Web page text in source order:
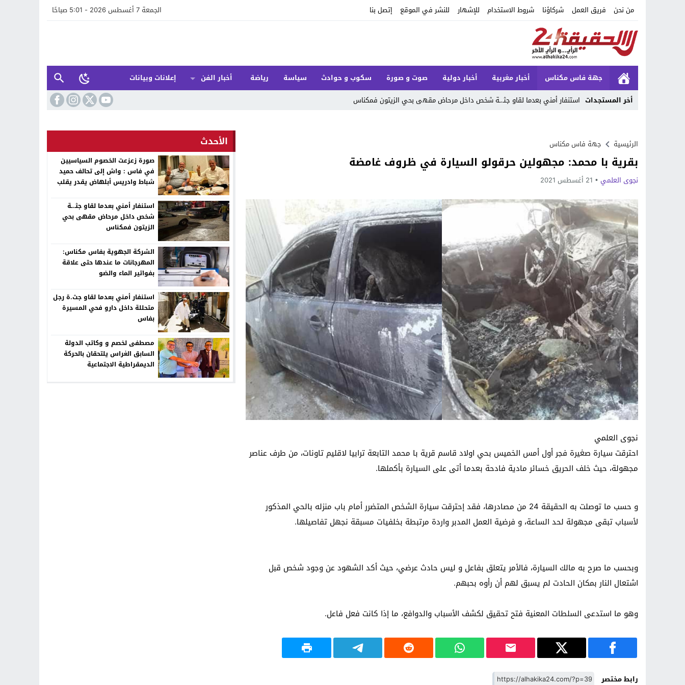
من نحن فريق العمل شركاؤنا شروط الاستخدام للإشهار للنشر في الموقع إتصل بنا الجمعة 7 أغسطس 2026 - 5:01 صباحًا
جهة فاس مكناس أخبار مغربية أخبار دولية صوت و صورة سكوب و حوادث سياسة رياضة أخبار الفن
إعلانات وبيانات
أخر المستجدات استنفار أمني بعدما لقاو جثـ.ـة شخص داخل مرحاض مقهى بحي الزيتون فمكناس
Previous
Next
الرئيسية جهة فاس مكناس
بقرية با محمد: مجهولين حرقولو السيارة في ظروف غامضة
نجوى العلمي 21 أغسطس 2021
نجوى العلمي
احترقت سيارة صغيرة فجر أول أمس الخميس بحي اولاد قاسم قرية با محمد التابعة ترابيا لاقليم تاونات، من طرف عناصر
مجهولة، حيث خلف الحريق خسائر مادية فادحة بعدما أتى على السيارة بأكملها.
و حسب ما توصلت به الحقيقة 24 من مصادرها، فقد إحترقت سيارة الشخص المتضرر أمام باب منزله بالحي المذكور
لأسباب تبقى مجهولة لحد الساعة، و فرضية العمل المدبر واردة مرتبطة بخلفيات مسبقة نجهل تفاصيلها.
وبحسب ما صرح به مالك السيارة، فالأمر يتعلق بفاعل و ليس حادث عرضي، حيث أكد الشهود عن وجود شخص قبل
اشتعال النار بمكان الحادت لم يسبق لهم أن رأوه بحبهم.
وهو ما استدعى السلطات المعنية فتح تحقيق لكشف الأسباب والدوافع، ما إذا كانت فعل فاعل.
رابط مختصر
الأحدث
صورة زعزعت الخصوم السياسيين
في فاس : واش إلى تحالف حميد
شباط وادريس أبلهاض يقدر يقلب
استنفار أمني بعدما لقاو جثـ.ـة
شخص داخل مرحاض مقهى بحي
الزيتون فمكناس
الشركة الجهوية بفاس مكناس:
المهرجانات ما عندها حتى علاقة
بفواتير الماء والضو
استنفار أمني بعدما لقاو جث.ة رجل
متحللة داخل دارو فحي المسيرة
بفاس
مصطفى لخصم و وكاتب الدولة
السابق الغراس يلتحقان بالحركة
الديمقراطية الاجتماعية